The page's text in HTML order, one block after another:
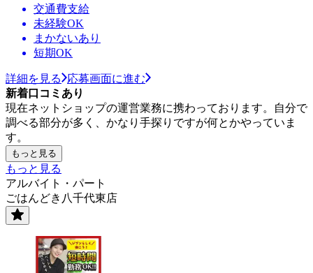
交通費支給
未経験OK
まかないあり
短期OK
詳細を見る
応募画面に進む
新着口コミあり
現在ネットショップの運営業務に携わっております。自分で
調べる部分が多く、かなり手探りですが何とかやっていま
す。
もっと見る
もっと見る
アルバイト・パート
ごはんどき八千代東店